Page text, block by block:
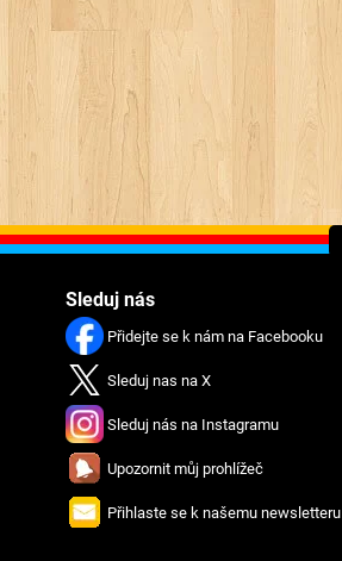
Sleduj nás
Přidejte se k nám na Facebooku
Sleduj nas na X
Sleduj nás na Instagramu
Upozornit můj prohlížeč
Přihlaste se k našemu newsletteru